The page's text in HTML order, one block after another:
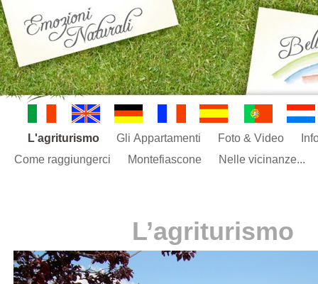
L'agriturismo Gli Appartamenti Foto & Video
Come raggiungerci
Montefiascone Nelle vicinanze...
L’agriturismo